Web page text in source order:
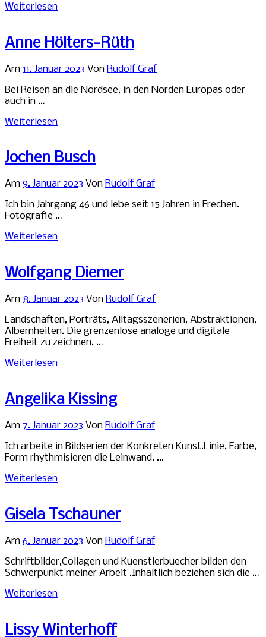
Weiterlesen
Anne Hölters-Rüth
Am 11. Januar 2023 Von Rudolf Graf
Bei Reisen an die Nordsee, in den Norden Europas oder
auch in …
Weiterlesen
Jochen Busch
Am 9. Januar 2023 Von Rudolf Graf
Ich bin Jahrgang 46 und lebe seit 15 Jahren in Frechen.
Fotografie …
Weiterlesen
Wolfgang Diemer
Am 8. Januar 2023 Von Rudolf Graf
Landschaften, Porträts, Alltagsszenerien, Abstraktionen,
Albernheiten. Die grenzenlose analoge und digitale
Freiheit zu zeichnen, …
Weiterlesen
Angelika Kissing
Am 7. Januar 2023 Von Rudolf Graf
Ich arbeite in Bildserien der Konkreten Kunst.Linie, Farbe,
Form rhythmisieren die Leinwand. …
Weiterlesen
Gisela Tschauner
Am 6. Januar 2023 Von Rudolf Graf
Schriftbilder,Collagen und Kuenstlerbuecher bilden den
Schwerpunkt meiner Arbeit .Inhaltlich beziehen sich die …
Weiterlesen
Lissy Winterhoff